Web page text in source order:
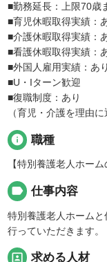
■勤務延長：上限70歳
■育児休暇取得実績：
■介護休暇取得実績：
■看護休暇取得実績：
■外国人雇用実績：あり
■U・Iターン歓迎
■復職制度：あり
（育児・介護を理由
info 職種
【特別養護老人ホー
label 仕事内容
特別養護老人ホーム
行っていただきます。
portrait 求める人材